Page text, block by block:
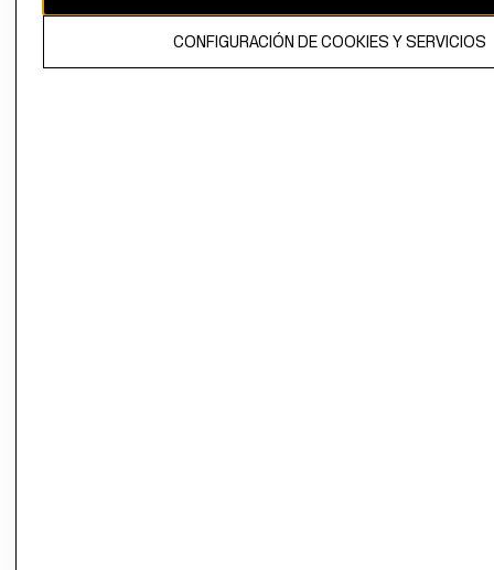
CONFIGURACIÓN DE COOKIES Y SERVICIOS